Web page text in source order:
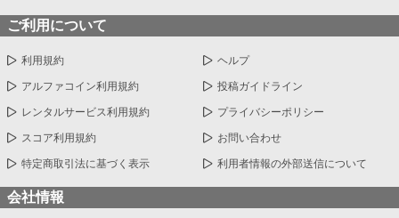
ご利用について
利用規約 ヘルプ
アルファコイン利用規約 投稿ガイドライン
レンタルサービス利用規約 プライバシーポリシー
スコア利用規約 お問い合わせ
特定商取引法に基づく表示 利用者情報の外部送信について
会社情報